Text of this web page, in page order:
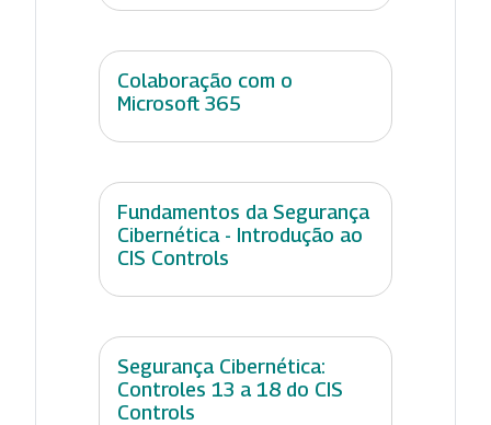
Colaboração com o
Microsoft 365
Fundamentos da Segurança
Cibernética - Introdução ao
CIS Controls
Segurança Cibernética:
Controles 13 a 18 do CIS
Controls